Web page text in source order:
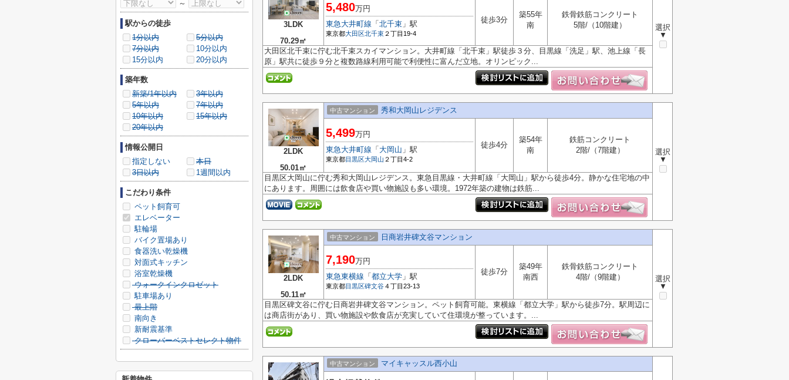
3LDK
70.29㎡
選択
▼
5,480万円
東急大井町線 「 北千束 」駅
東京都大田区北千束 ２丁目19-4
徒歩3分
築55年
南
鉄骨鉄筋コンクリート
5階/（10階建）
大田区北千束に佇む北千束スカイマンション。大井町線「北千束」駅徒歩３分、目黒線「洗足」駅、池上線「長
原」駅共に徒歩９分と複数路線利用可能で利便性に富んだ立地。オリンピック...
2LDK
50.01㎡
中古マンション 秀和大岡山レジデンス
選択
▼
5,499万円
東急大井町線 「 大岡山 」駅
東京都目黒区大岡山 ２丁目4-2
徒歩4分
築54年
南
鉄筋コンクリート
2階/（7階建）
目黒区大岡山に佇む秀和大岡山レジデンス。東急目黒線・大井町線「大岡山」駅から徒歩4分。静かな住宅地の中
にあります。周囲には飲食店や買い物施設も多い環境。1972年築の建物は鉄筋...
2LDK
50.11㎡
中古マンション 日商岩井碑文谷マンション
選択
▼
7,190万円
東急東横線 「 都立大学 」駅
東京都目黒区碑文谷４丁目23-13
徒歩7分
築49年
南西
鉄骨鉄筋コンクリート
4階/（9階建）
目黒区碑文谷に佇む日商岩井碑文谷マンション。ペット飼育可能。東横線「都立大学」駅から徒歩7分。駅周辺に
は商店街があり、買い物施設や飲食店が充実していて住環境が整っています。...
中古マンション マイキャッスル西小山
～
駅からの徒歩
1分以内
5分以内
7分以内
10分以内
15分以内
20分以内
築年数
新築/1年以内
3年以内
5年以内
7年以内
10年以内
15年以内
20年以内
情報公開日
指定しない
本日
3日以内
1週間以内
こだわり条件
ペット飼育可
エレベーター
駐輪場
バイク置場あり
食器洗い乾燥機
対面式キッチン
浴室乾燥機
ウォークインクロゼット
駐車場あり
最上階
南向き
新耐震基準
クローバーベストセレクト物件